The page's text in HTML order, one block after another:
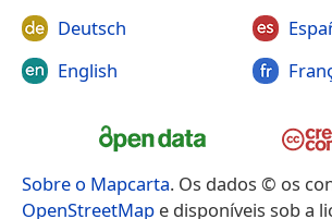
Deutsch
English
Sobre o Mapcarta. Os dados © os
OpenStreetMap e disponíveis sob a